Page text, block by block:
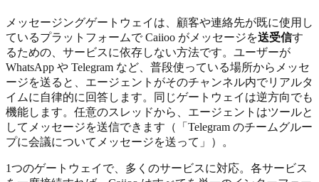
メッセージングゲートウェイは、顧客や連絡先が既に使用し
ているプラットフォームで Caiioo がメッセージを送受信す
るための、サービスに依存しない方法です。ユーザーが
WhatsApp や Telegram など、普段使っている場所からメッセ
ージを送ると、エージェントがそのチャンネル内でリアルタ
イムに自律的に回答します。同じゲートウェイは逆方向でも
機能します。任意のスレッドから、エージェントはツールと
してメッセージを送信できます（「Telegram のチームグルー
プに会議についてメッセージを送って」）。
1つのゲートウェイで、多くのサービスに対応。各サービス